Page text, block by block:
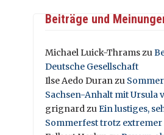
Beiträge und
Michael Luick-Thramszu
Deutsche Gesellschaft
Ilse Aedo Duranzu
Sachsen-Anhalt mit Ursula
grignardzuEin lustiges,
Sommerfest trotz extremer